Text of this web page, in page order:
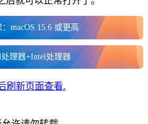
macOS 15.6 或更高
理器+Intel处理器
刷新页面查看.